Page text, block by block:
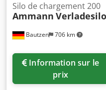
Bautzen 706 km
Silo de chargement 200
Ammann
prix